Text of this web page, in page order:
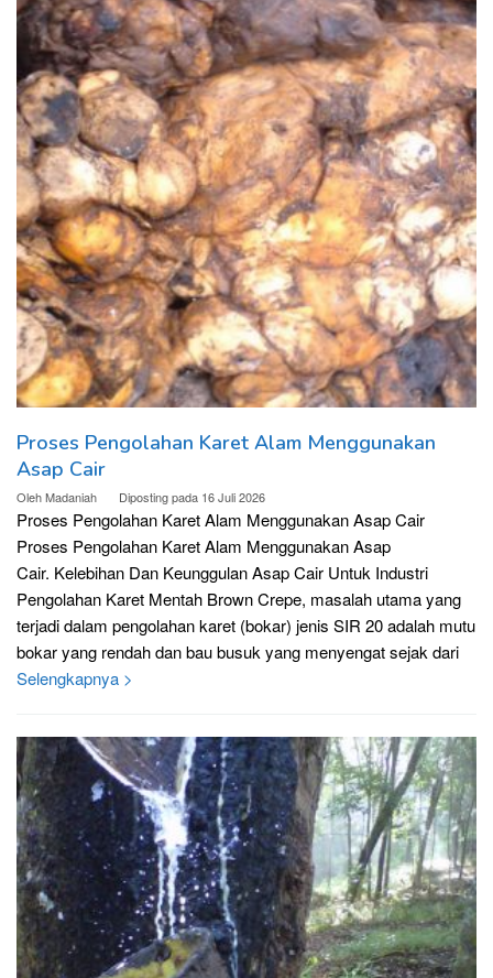
Proses Pengolahan Karet Alam Menggunakan
Asap Cair
OlehMadaniah Diposting pada 16 Juli 2026
Proses Pengolahan Karet Alam Menggunakan Asap Cair
Proses Pengolahan Karet Alam Menggunakan Asap
Cair. Kelebihan Dan Keunggulan Asap Cair Untuk Industri
Pengolahan Karet Mentah Brown Crepe, masalah utama yang
terjadi dalam pengolahan karet (bokar) jenis SIR 20 adalah mutu
bokar yang rendah dan bau busuk yang menyengat sejak dari
Selengkapnya >